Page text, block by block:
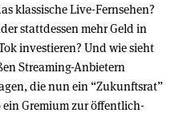
klassische Live-Fernsehen?
stattdessen mehr Geld in
investieren? Und wie sieht
Streaming-Anbietern
die nun ein “Zukunftsrat”
Gremium zur öffentlich-